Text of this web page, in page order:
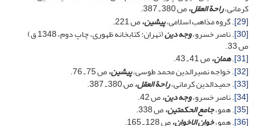
کرمانی،راحة العقل،ص 380 ـ 387.
[29] . گروه مذاهب اسلامی،پیشین،ص 221.
[30] . ناصر خسرو،وجه دین (تهران: کتابخانه ظهوری، چاپ دوم، 1348 ق)
ص 33.
[31]
.همان،ص 41 ـ 43.
[32] . خواجه نصیرالدین محمد طوسی،پیشین،ص 75 ـ 76.
[33] . حمیدالدین کرمانی،راحة العقل،ص 380 ـ 387.
[34] . ناصر خسرو،وجه دین،ص 42.
[35] . همو،جامع الحکمتین،ص 338.
[36] . همو،خوان الاخوان،ص 128 ـ 165.